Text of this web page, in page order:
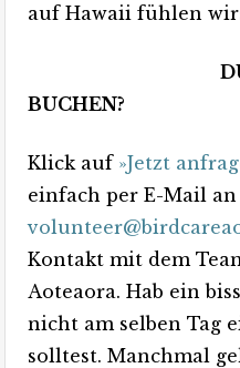
auf Hawaii fühlen
BUCHEN?
Klick auf »Jetzt
einfach per E-Mail an
Kontakt mit dem
Aoteaora. Hab ein
nicht am selben Tag
solltest. Manchmal